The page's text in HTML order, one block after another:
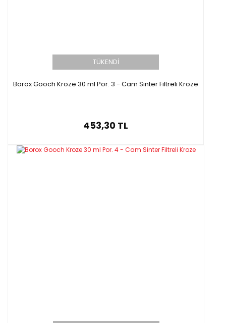
TÜKENDİ
Borox Gooch Kroze 30 ml Por. 3 - Cam Sinter Filtreli Kroze
453,30 TL